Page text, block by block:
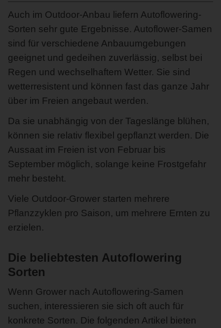
Auch im Outdoor-Anbau liefern Autoflowering-
Sorten sehr gute Ergebnisse. Autoflower-Samen
sind für verschiedene Anbauumgebungen
geeignet und gedeihen zuverlässig, selbst bei
Regen und wechselhaftem Wetter. Sie sind
wetterresistent und können fast das ganze Jahr
über im Freien angebaut werden.
Da sie unabhängig von der Tageslänge blühen,
können sie relativ flexibel gepflanzt werden. Die
Aussaat im Freien ist von Februar bis
September möglich, solange keine Frostgefahr
mehr besteht.
Viele Outdoor-Grower starten mehrere
Pflanzzyklen pro Saison, um mehrere Ernten zu
erzielen.
Die beliebtesten Autoflowering
Sorten
Wenn Grower nach Autoflowering-Samen
suchen, interessieren sie sich oft auch für
konkrete Sorten. Die folgenden Artikel bieten